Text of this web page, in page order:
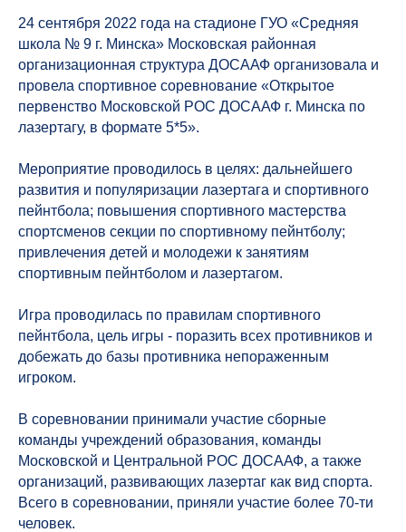
24 сентября 2022 года на стадионе ГУО «Средняя
школа № 9 г. Минска» Московская районная
организационная структура ДОСААФ организовала и
провела спортивное соревнование «Открытое
первенство Московской РОС ДОСААФ г. Минска по
лазертагу, в формате 5*5».
Мероприятие проводилось в целях: дальнейшего
развития и популяризации лазертага и спортивного
пейнтбола; повышения спортивного мастерства
спортсменов секции по спортивному пейнтболу;
привлечения детей и молодежи к занятиям
спортивным пейнтболом и лазертагом.
Игра проводилась по правилам спортивного
пейнтбола, цель игры - поразить всех противников и
добежать до базы противника непораженным
игроком.
В соревновании принимали участие сборные
команды учреждений образования, команды
Московской и Центральной РОС ДОСААФ, а также
организаций, развивающих лазертаг как вид спорта.
Всего в соревновании, приняли участие более 70-ти
человек.